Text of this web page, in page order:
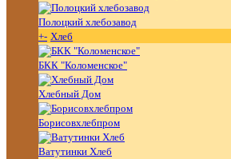
Полоцкий хлебозавод
+- Хлеб
БКК "Коломенское"
Хлебный Дом
Борисовхлебпром
Ватутинки Хлеб